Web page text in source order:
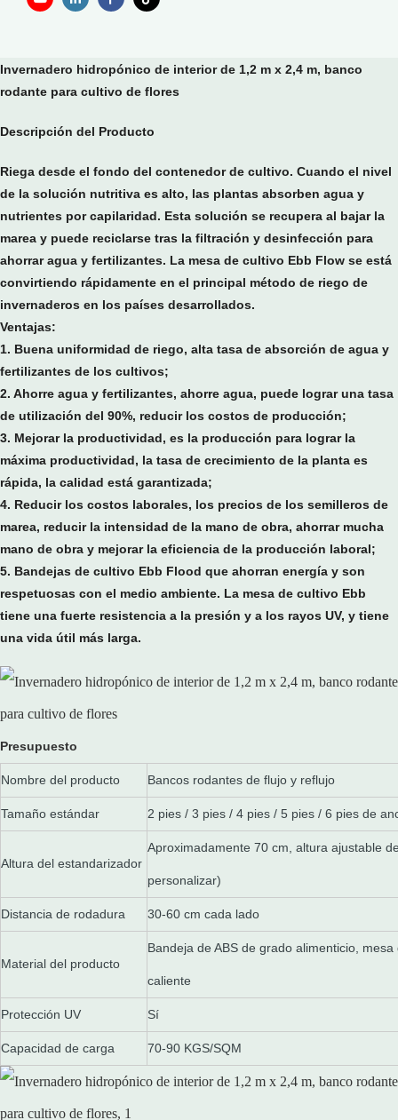
Invernadero hidropónico de interior de 1,2 m x 2,4 m, banco
rodante para cultivo de flores
Descripción del Producto
Riega desde el fondo del contenedor de cultivo. Cuando el nivel
de la solución nutritiva es alto, las plantas absorben agua y
nutrientes por capilaridad. Esta solución se recupera al bajar la
marea y puede reciclarse tras la filtración y desinfección para
ahorrar agua y fertilizantes. La mesa de cultivo Ebb Flow se está
convirtiendo rápidamente en el principal método de riego de
invernaderos en los países desarrollados.
Ventajas:
1. Buena uniformidad de riego, alta tasa de absorción de agua y
fertilizantes de los cultivos;
2. Ahorre agua y fertilizantes, ahorre agua, puede lograr una tasa
de utilización del 90%, reducir los costos de producción;
3. Mejorar la productividad, es la producción para lograr la
máxima productividad, la tasa de crecimiento de la planta es
rápida, la calidad está garantizada;
4. Reducir los costos laborales, los precios de los semilleros de
marea, reducir la intensidad de la mano de obra, ahorrar mucha
mano de obra y mejorar la eficiencia de la producción laboral;
5. Bandejas de cultivo Ebb Flood que ahorran energía y son
respetuosas con el medio ambiente. La mesa de cultivo Ebb
tiene una fuerte resistencia a la presión y a los rayos UV, y tiene
una vida útil más larga.
Presupuesto
Nombre del producto Bancos rodantes de flujo y reflujo
Tamaño estándar 2 pies / 3 pies / 4 pies / 5 pies / 6 pies de
Altura del estandarizador
Aproximadamente 70 cm, altura ajustable
personalizar)
Distancia de rodadura 30-60 cm cada lado
Material del producto
Bandeja de ABS de grado alimenticio,
caliente
Protección UV Sí
Capacidad de carga 70-90 KGS/SQM